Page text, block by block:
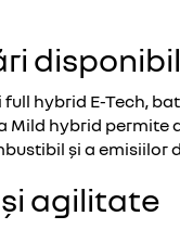
hybrid E-Tech,
Mild hybrid permite
și a emisiilor
agilitate